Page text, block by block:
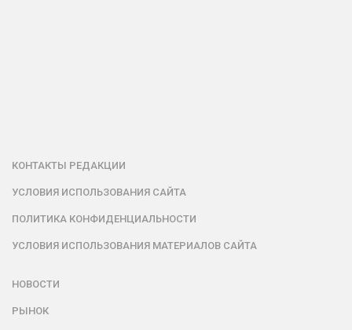
КОНТАКТЫ РЕДАКЦИИ
УСЛОВИЯ ИСПОЛЬЗОВАНИЯ САЙТА
ПОЛИТИКА КОНФИДЕНЦИАЛЬНОСТИ
УСЛОВИЯ ИСПОЛЬЗОВАНИЯ МАТЕРИАЛОВ САЙТА
НОВОСТИ
РЫНОК